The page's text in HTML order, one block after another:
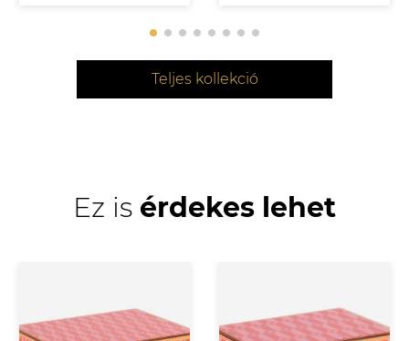
Teljes kollekció
Ez is érdekes lehet